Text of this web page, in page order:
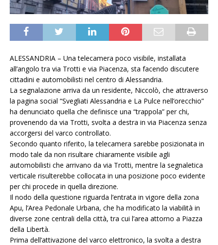
ALESSANDRIA – Una telecamera poco visibile, installata
all’angolo tra via Trotti e via Piacenza, sta facendo discutere
cittadini e automobilisti nel centro di Alessandria.
La segnalazione arriva da un residente, Niccolò, che attraverso
la pagina social “Svegliati Alessandria e La Pulce nell’orecchio”
ha denunciato quella che definisce una “trappola” per chi,
provenendo da via Trotti, svolta a destra in via Piacenza senza
accorgersi del varco controllato.
Secondo quanto riferito, la telecamera sarebbe posizionata in
modo tale da non risultare chiaramente visibile agli
automobilisti che arrivano da via Trotti, mentre la segnaletica
verticale risulterebbe collocata in una posizione poco evidente
per chi procede in quella direzione.
Il nodo della questione riguarda l’entrata in vigore della zona
Apu, l’Area Pedonale Urbana, che ha modificato la viabilità in
diverse zone centrali della città, tra cui l’area attorno a Piazza
della Libertà.
Prima dell’attivazione del varco elettronico, la svolta a destra